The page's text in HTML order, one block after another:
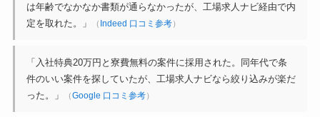
は年齢でなかなか書類が通らなかったが、工場求人ナビ経由で内
定を取れた。」
（ Indeed 口コミ参考）
「入社特典20万円と寮費無料の案件に採用された。同年代で条
件のいい案件を探していたが、工場求人ナビなら絞り込みが楽だ
った。」
（Google 口コミ参考）